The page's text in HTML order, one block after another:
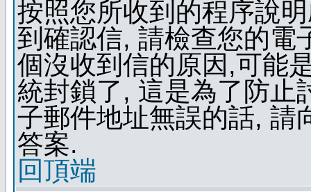
按照您所收到的程序說
到確認信, 請檢查您的電
個沒收到信的原因,可能
統封鎖了, 這是為了防止
子郵件地址無誤的話, 請
答案.
回頂端